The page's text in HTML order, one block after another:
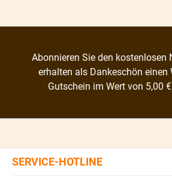
Abonnieren Sie den kostenlosen
erhalten als Dankeschön einen
Gutschein im Wert von 5,00
SERVICE-HOTLINE